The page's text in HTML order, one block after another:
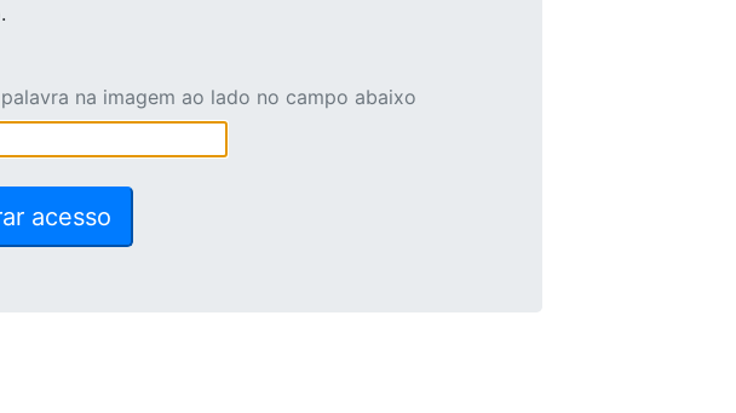
na imagem ao lado no campo abaixo